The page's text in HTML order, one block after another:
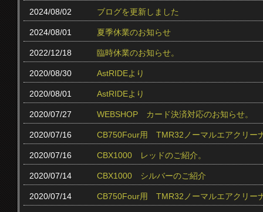
2024/08/02 ブログを更新しました
2024/08/01 夏季休業のお知らせ
2022/12/18 臨時休業のお知らせ。
2020/08/30 AstRIDEより
2020/08/01 AstRIDEより
2020/07/27 WEBSHOP カード決済対応のお知らせ。
2020/07/16 CB750Four用 TMR32ノーマルエアクリー
2020/07/16 CBX1000 レッドのご紹介。
2020/07/14 CBX1000 シルバーのご紹介
2020/07/14 CB750Four用 TMR32ノーマルエアクリー